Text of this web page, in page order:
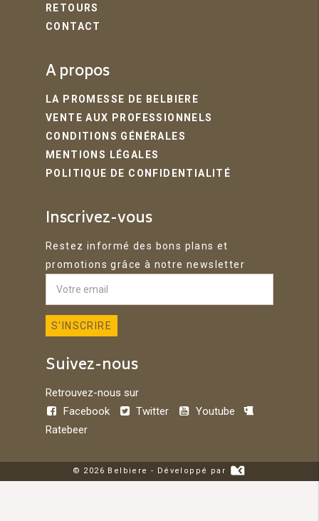
RETOURS
CONTACT
A propos
LA PROMESSE DE BELBIERE
VENTE AUX PROFESSIONNELS
CONDITIONS GÉNÉRALES
MENTIONS LÉGALES
POLITIQUE DE CONFIDENTIALITÉ
Inscrivez-vous
Restez informé des bons plans et
promotions grâce à notre newsletter
Suivez-nous
Retrouvez-nous sur
Facebook
Twitter
Youtube
Ratebeer
© 2026 Belbiere - Développé par